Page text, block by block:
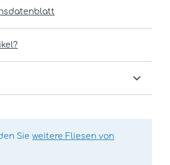
Sieweitere Fliesen von